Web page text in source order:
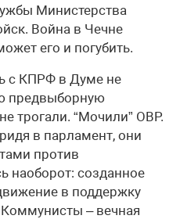
Министерства
Война в Чечне
его и погубить.
с КПРФ в Думе не
предвыборную
трогали. “Мочили” ОВР.
в парламент, они
против
наоборот: созданное
в поддержку
– вечная